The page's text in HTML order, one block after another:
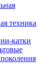
техника
катки